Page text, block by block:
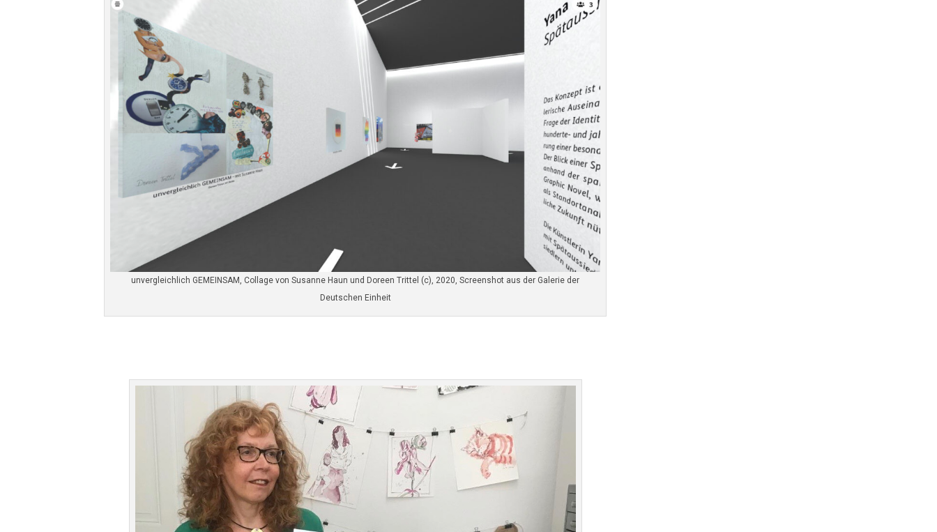
unvergleichlich GEMEINSAM, Collage von Susanne Haun und Doreen Trittel (c), 2020, Screenshot aus der Galerie der
Deutschen Einheit